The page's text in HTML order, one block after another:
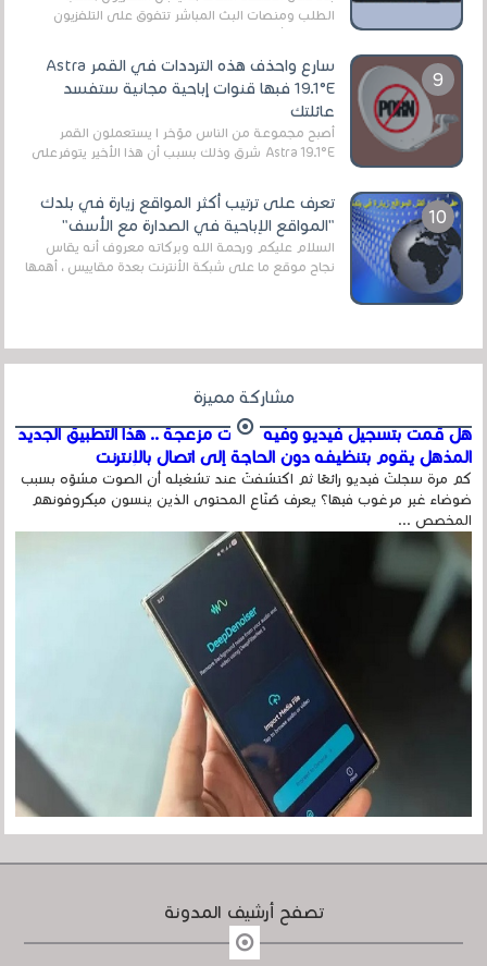
الطلب ومنصات البث المباشر تتفوق على التلفزيون
الرقمي الأرضي التقليدي، يُعدّ IPTV-org خيار...
سارع واحذف هذه الترددات في القمر Astra
19.1°E فبها قنوات إباحية مجانية ستفسد
عائلتك
أصبح مجموعة من الناس مؤخر ا يستعملون القمر
Astra 19.1°E شرق وذلك بسبب أن هذا الأخير يتوفرعلى
تعرف على ترتيب أكثر المواقع زيارة في بلدك
"المواقع الإباحية في الصدارة مع الأسف"
السلام عليكم ورحمة الله وبركاته معروف أنه يقاس
نجاح موقع ما على شبكة الأنترنت بعدة مقاييس ، أهمها
مشاركة مميزة
هل قمت بتسجيل فيديو وفيه أصوت مزعجة .. هذا التطبيق الجديد
المذهل يقوم بتنظيفه دون الحاجة إلى اتصال بالإنترنت
كم مرة سجلتَ فيديو رائعًا ثم اكتشفتَ عند تشغيله أن الصوت مشوّه بسبب
ضوضاء غير مرغوب فيها؟ يعرف صُنّاع المحتوى الذين ينسون ميكروفونهم
المخصص ...
تصفح أرشيف المدونة